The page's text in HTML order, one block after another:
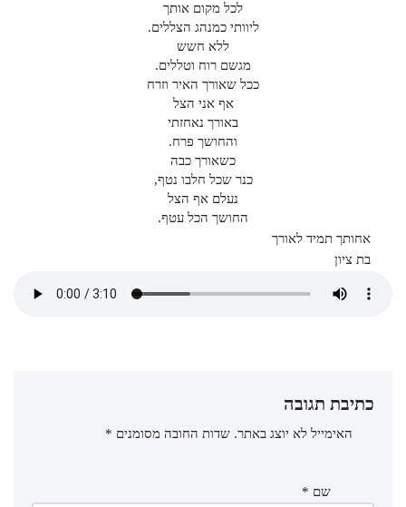
לכל מקום אותך
ליוותי כמנהג הצללים.
ללא חשש
מגשם רוח וטללים.
ככל שאורך האיר וזרח
אף אני הצל
באורך נאחזתי
והחושך פרח.
כשאורך כבה
כנר שכל חלבו נטף,
נעלם אף הצל
החושך הכל עטף.
אחותך תמיד לאורך
בת ציון
כתיבת תגובה
האימייל לא יוצג באתר. שדות החובה מסומנים *
שם *